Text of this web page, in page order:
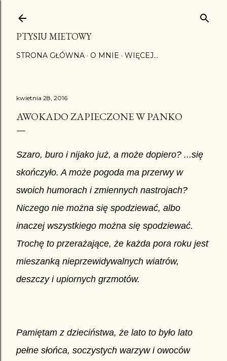
PTYSIU MIETOWY
STRONA GŁÓWNA O MNIE WIĘCEJ…
kwietnia 28, 2016
AWOKADO ZAPIECZONE W PANKO
Szaro, buro i nijako już, a może dopiero? ...się
skończyło. A może pogoda ma przerwy w
swoich humorach i zmiennych nastrojach?
Niczego nie można się spodziewać, albo
inaczej wszystkiego można się spodziewać.
Trochę to przerażające, że każda pora roku jest
mieszanką nieprzewidywalnych wiatrów,
deszczy i upiornych grzmotów.
Pamiętam z dzieciństwa, że lato to było lato
pełne słońca, soczystych warzyw i owoców